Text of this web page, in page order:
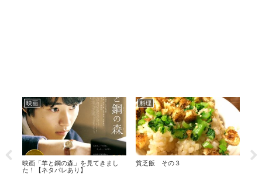
映画
映画「羊と鋼の森」を見てきまし
た！【ネタバレあり】
料理
貧乏飯 その３